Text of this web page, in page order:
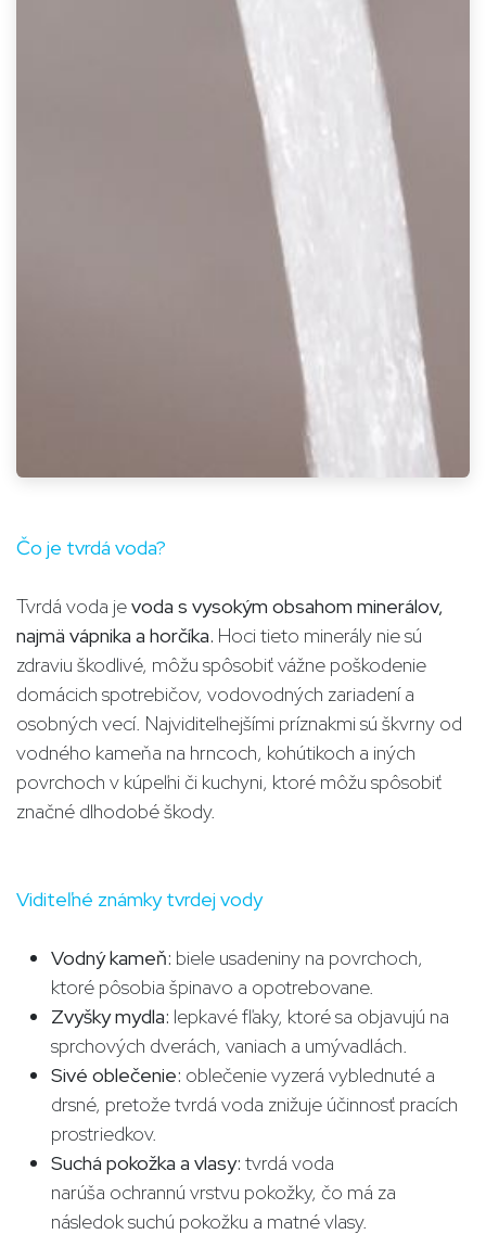
Čo je tvrdá voda?
Tvrdá voda jevoda s vysokým obsahom minerálov,
najmä vápnika a horčíka. Hoci tieto minerály nie sú
zdraviu škodlivé, môžu spôsobiť vážne poškodenie
domácich spotrebičov, vodovodných zariadení a
osobných vecí. Najviditeľnejšími príznakmi sú škvrny od
vodného kameňa na hrncoch, kohútikoch a iných
povrchoch v kúpeľni či kuchyni, ktoré môžu spôsobiť
značné dlhodobé škody.
Viditeľné známky tvrdej vody
Vodný kameň: biele usadeniny na povrchoch,
ktoré pôsobia špinavo a opotrebovane.
Zvyšky mydla: lepkavé fľaky, ktoré sa objavujú na
sprchových dverách, vaniach a umývadlách.
Sivé oblečenie: oblečenie vyzerá vyblednuté a
drsné, pretože tvrdá voda znižuje účinnosť pracích
prostriedkov.
Suchá pokožka a vlasy: tvrdá voda
narúša ochrannú vrstvu pokožky, čo má za
následok suchú pokožku a matné vlasy.